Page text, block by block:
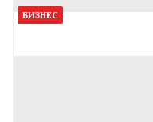
БИЗНЕС